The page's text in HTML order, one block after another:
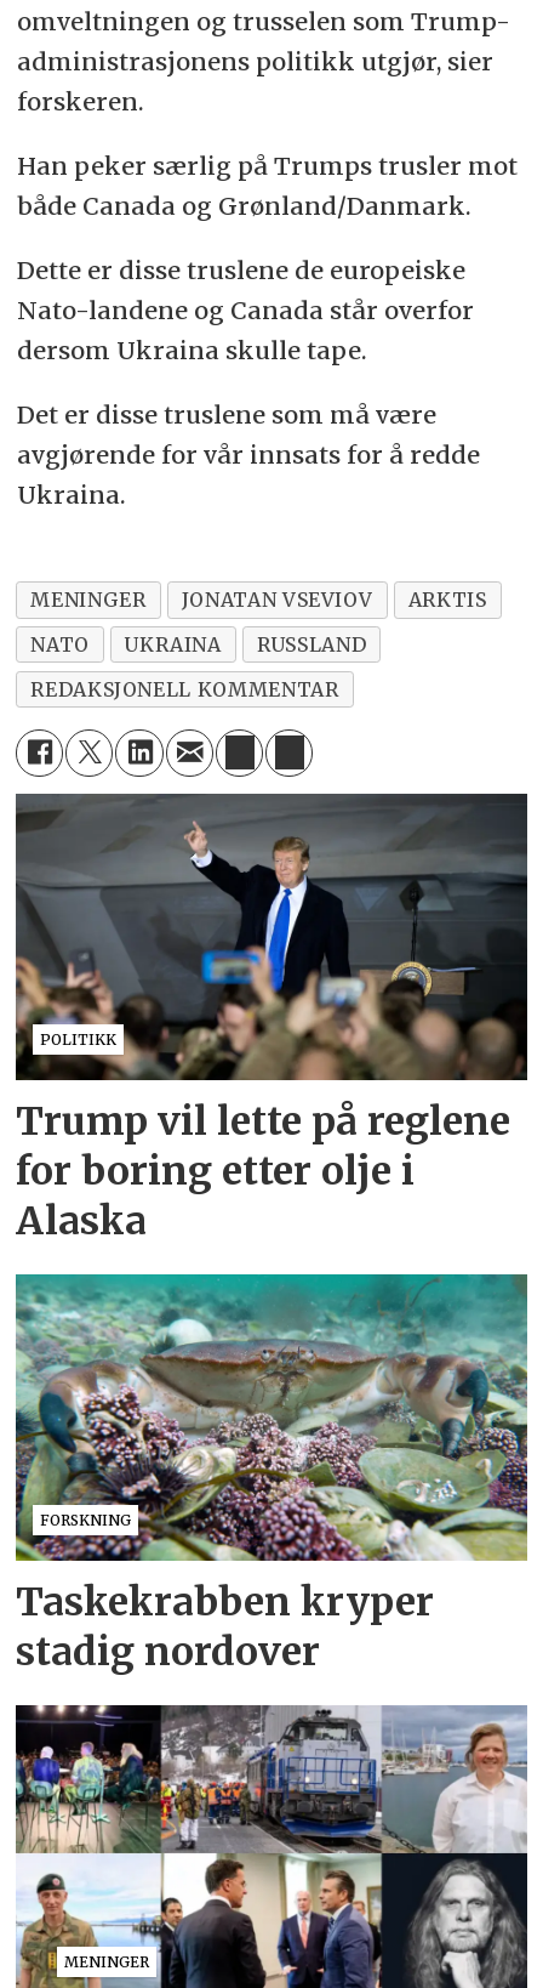
omveltningen og trusselen som Trump-
administrasjonens politikk utgjør, sier
forskeren.
Han peker særlig på Trumps trusler mot
både Canada og Grønland/Danmark.
Dette er disse truslene de europeiske
Nato-landene og Canada står overfor
dersom Ukraina skulle tape.
Det er disse truslene som må være
avgjørende for vår innsats for å redde
Ukraina.
MENINGER JONATAN VSEVIOV
ARKTIS
NATO
UKRAINA
RUSSLAND
REDAKSJONELL KOMMENTAR
POLITIKK
Trump vil lette på reglene
for boring etter olje i
Alaska
FORSKNING
Taskekrabben kryper
stadig nordover
MENINGER